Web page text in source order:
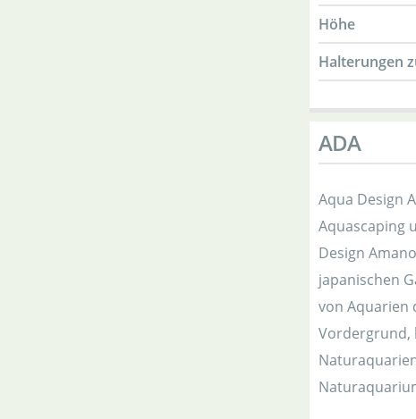
Höhe
Halterungen
ADA
Aqua Design
Aquascaping
Design
japanischen
von Aquarien
Vordergrund,